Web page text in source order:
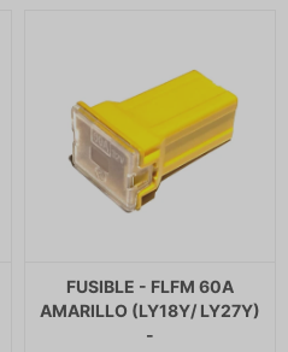
FUSIBLE - FLFM 60A
AMARILLO (LY18Y/ LY27Y)
-